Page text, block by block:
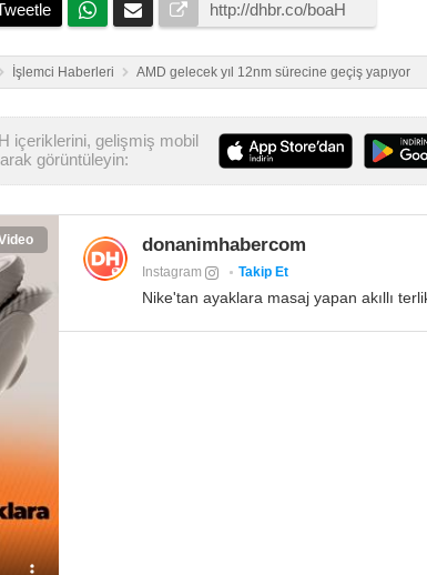
İşlemci Haberleri AMD gelecek yıl 12nm sürecine geçiş yapıyor
içeriklerini, gelişmiş mobil
görüntüleyin:
donanimhabercom
Instagram Takip Et
Nike'tan ayaklara masaj yapan akıllı